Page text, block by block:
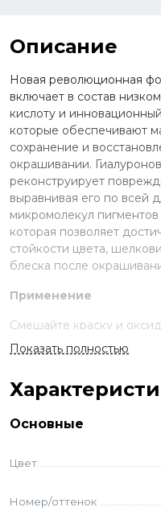
Описание
Новая революционная
включает в состав
кислоту и
которые обеспечивают
сохранение и
окрашивании.
реконструирует
выравнивая его по всей
микромолекул
которая позволяет
стойкости цвета,
блеска после
Применение
Смешайте краску и
Нанесите на волосы,
Смойте с шампунем и
Стандартное
Тонирование:
Суперосветление:
тонов — 9% оксид, до
Корректоры:
Показать полностью
Основные
Цвет
Номер/оттенок